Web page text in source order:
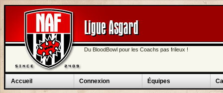
Ligue Asgard
Du BloodBowl pour les Coachs pas frileux !
Accueil Connexion Équipes